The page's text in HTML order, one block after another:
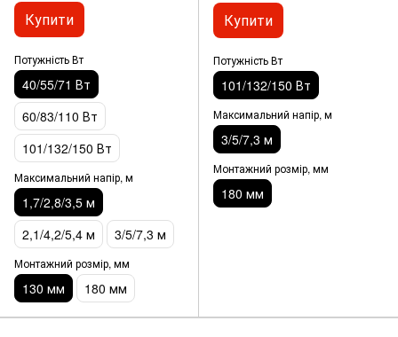
Купити
Потужність Вт
40/55/71 Вт
60/83/110 Вт
101/132/150 Вт
Максимальний напір, м
1,7/2,8/3,5 м
2,1/4,2/5,4 м
3/5/7,3 м
Монтажний розмір, мм
130 мм 180 мм
Купити
Потужність Вт
101/132/150 Вт
Максимальний напір, м
3/5/7,3 м
Монтажний розмір, мм
180 мм